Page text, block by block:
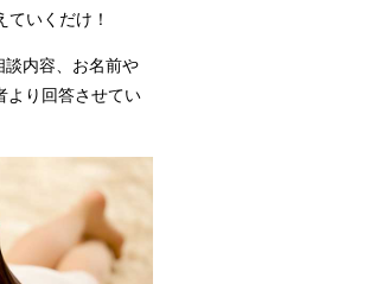
いくだけ！
談内容、お名前や
より回答させてい